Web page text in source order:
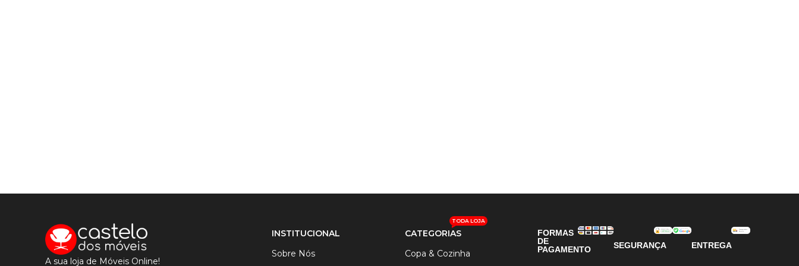
A sua loja de Móveis Online!
INSTITUCIONAL
Sobre Nós
CATEGORIAS
TODA LOJA
Copa & Cozinha
FORMAS
DE
PAGAMENTO
SEGURANÇA ENTREGA